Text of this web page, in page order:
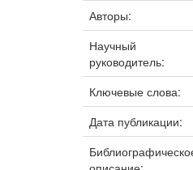
Авторы:
Научный
руководитель:
Ключевые слова:
Дата публикации: